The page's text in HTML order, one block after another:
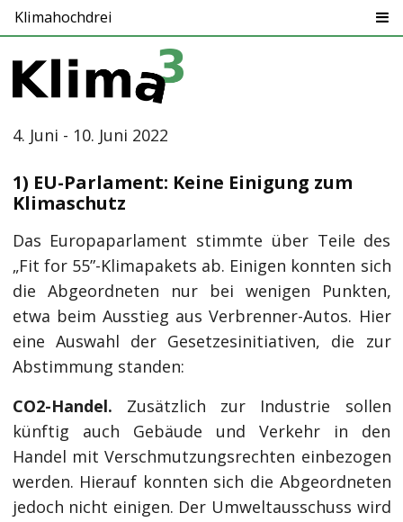
Klimahochdrei
4. Juni - 10. Juni 2022
1) EU-Parlament: Keine Einigung zum
Klimaschutz
Das Europaparlament stimmte über Teile des
„Fit for 55”-Klimapakets ab. Einigen konnten sich
die Abgeordneten nur bei wenigen Punkten,
etwa beim Ausstieg aus Verbrenner-Autos. Hier
eine Auswahl der Gesetzesinitiativen, die zur
Abstimmung standen:
CO2-Handel. Zusätzlich zur Industrie sollen
künftig auch Gebäude und Verkehr in den
Handel mit Verschmutzungsrechten einbezogen
werden. Hierauf konnten sich die Abgeordneten
jedoch nicht einigen. Der Umweltausschuss wird